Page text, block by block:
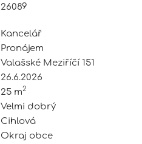
26089
Kancelář
Pronájem
Valašské Meziříčí 151
26.6.2026
25 m2
Velmi dobrý
Cihlová
Okraj obce